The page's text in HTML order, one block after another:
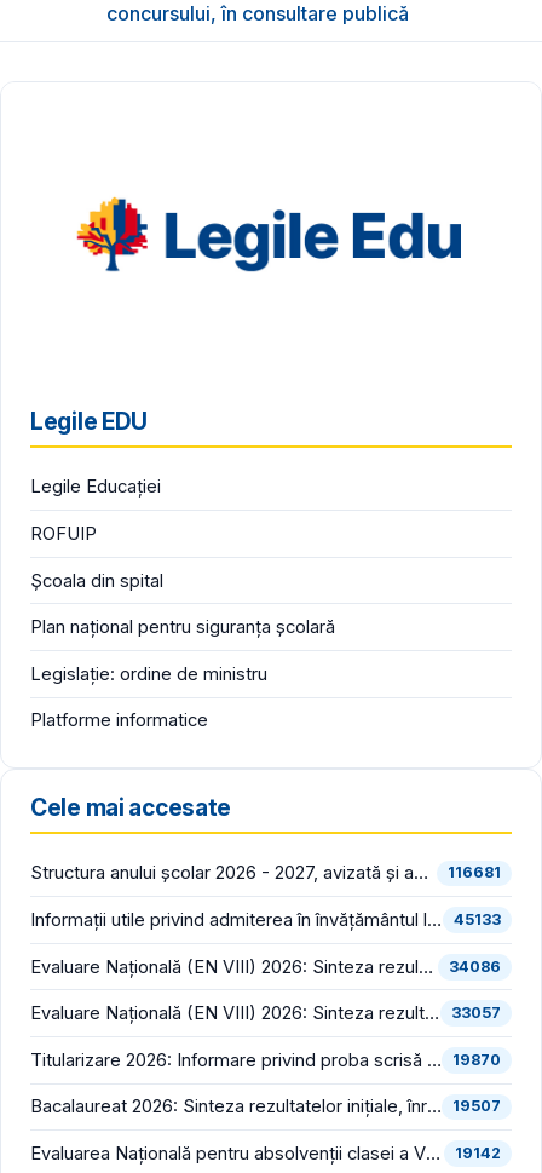
concursului, în consultare publică
Legile EDU
Legile Educației
ROFUIP
Școala din spital
Plan național pentru siguranța școlară
Legislație: ordine de ministru
Platforme informatice
Cele mai accesate
Structura anului școlar 2026 - 2027, avizată și aprobată 116681
Informații utile privind admiterea în învățământul liceal (an școlar 2026 - 2027) 45133
Evaluare Națională (EN VIII) 2026: Sinteza rezultatelor inițiale (înainte de contestații) 34086
Evaluare Națională (EN VIII) 2026: Sinteza rezultatelor finale (după soluționarea contestațiilor) 33057
Titularizare 2026: Informare privind proba scrisă din cadrul concursului național pentru ocuparea posturilor/catedrelor didactice vacante/rezervate din învățământul preuniversitar 19870
Bacalaureat 2026: Sinteza rezultatelor inițiale, înregistrate în prima sesiune (înainte de contestații) 19507
Evaluarea Națională pentru absolvenții clasei a VIII-a (EN VIII 2026) începe luni, 22 iunie 19142